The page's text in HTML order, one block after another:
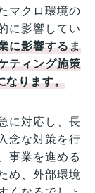
マクロ環境の
に影響してい
に影響するま
ティング施策
なります。
に対応し、長
念な対策を行
事業を進める
め、外部環境